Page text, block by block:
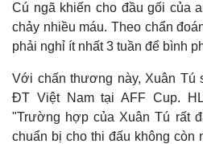
Cú ngã khiến cho đầu gối của
chảy nhiều máu. Theo chẩn
phải nghỉ ít nhất 3 tuần để bình
Với chấn thương này, Xuân Tú
ĐT Việt Nam tại AFF Cup.
"Trường hợp của Xuân Tú rất
chuẩn bị cho thi đấu không còn